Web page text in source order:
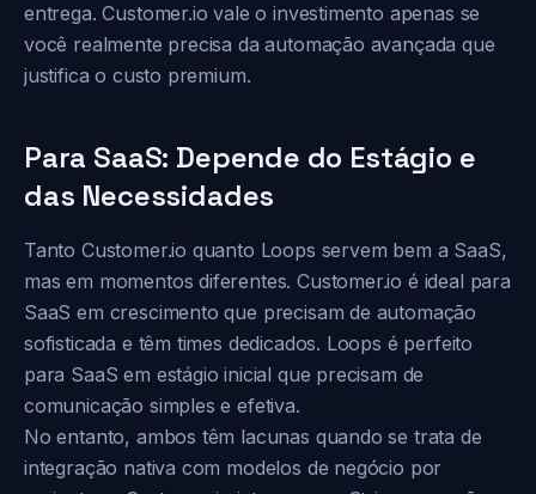
entrega. Customer.io vale o investimento apenas se
você realmente precisa da automação avançada que
justifica o custo premium.
Para SaaS: Depende do Estágio e
das Necessidades
Tanto Customer.io quanto Loops servem bem a SaaS,
mas em momentos diferentes. Customer.io é ideal para
SaaS em crescimento que precisam de automação
sofisticada e têm times dedicados. Loops é perfeito
para SaaS em estágio inicial que precisam de
comunicação simples e efetiva.
No entanto, ambos têm lacunas quando se trata de
integração nativa com modelos de negócio por